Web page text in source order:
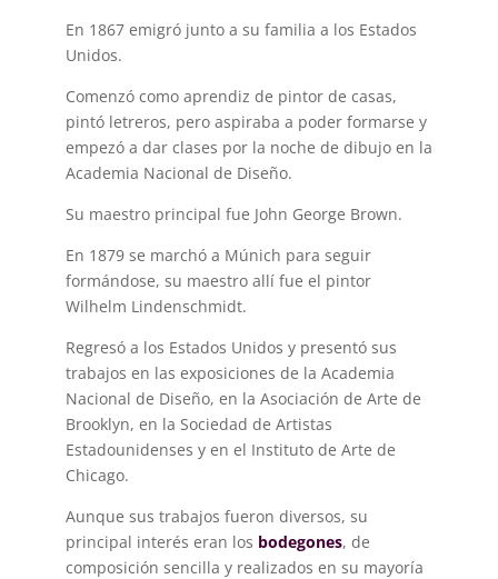
En 1867 emigró junto a su familia a los Estados
Unidos.
Comenzó como aprendiz de pintor de casas,
pintó letreros, pero aspiraba a poder formarse y
empezó a dar clases por la noche de dibujo en la
Academia Nacional de Diseño.
Su maestro principal fue John George Brown.
En 1879 se marchó a Múnich para seguir
formándose, su maestro allí fue el pintor
Wilhelm Lindenschmidt.
Regresó a los Estados Unidos y presentó sus
trabajos en las exposiciones de la Academia
Nacional de Diseño, en la Asociación de Arte de
Brooklyn, en la Sociedad de Artistas
Estadounidenses y en el Instituto de Arte de
Chicago.
Aunque sus trabajos fueron diversos, su
principal interés eran los bodegones, de
composición sencilla y realizados en su mayoría